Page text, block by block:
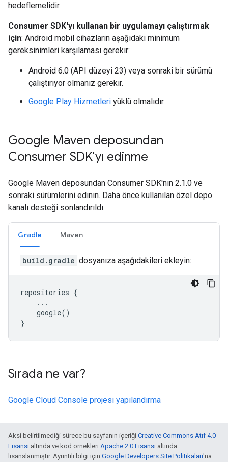
hedeflemelidir.
Consumer SDK'yı kullanan bir uygulamayı çalıştırmak
için: Android mobil cihazların aşağıdaki minimum
gereksinimleri karşılaması gerekir:
Android 6.0 (API düzeyi 23) veya sonraki bir sürümü
çalıştırıyor olmanız gerekir.
Google Play Hizmetleri yüklü olmalıdır.
Google Maven deposundan
Consumer SDK'yı edinme
Google Maven deposundan Consumer SDK'nın 2.1.0 ve
sonraki sürümlerini edinin. Daha önce kullanılan özel depo
kanalı desteği sonlandırıldı.
Gradle Maven
build.gradle dosyanıza aşağıdakileri ekleyin:
repositories {
    ...
    google()
Sırada ne var?
Google Cloud Console projesi yapılandırma
Aksi belirtilmediği sürece bu sayfanın içeriği Creative Commons Atıf 4.0
Lisansı altında ve kod örnekleri Apache 2.0 Lisansı altında
lisanslanmıştır. Ayrıntılı bilgi için Google Developers Site Politikaları'na